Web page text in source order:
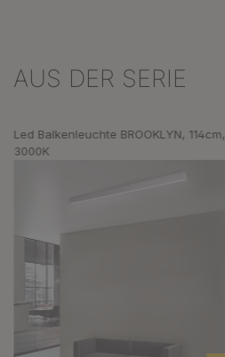
Produktgalerie überspringen
AUS DER SERIE
Led Balkenleuchte BROOKLYN, 114cm,
3000K